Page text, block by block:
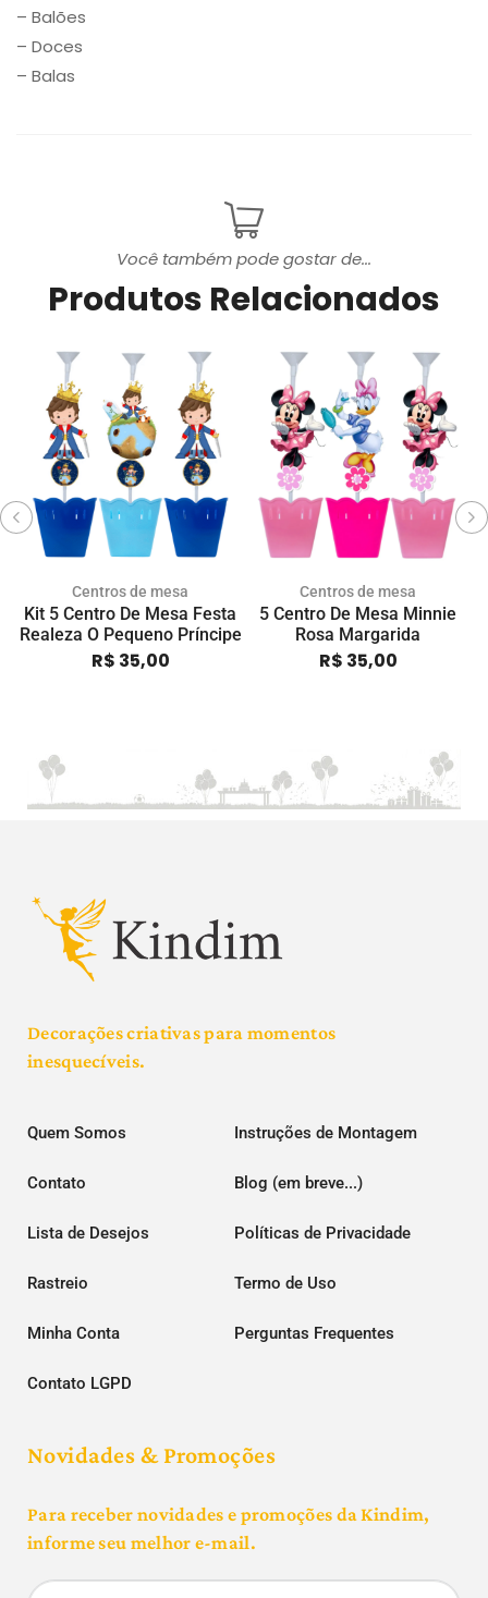
– Balões
– Doces
– Balas
Você também pode gostar de...
Produtos Relacionados
Centros de mesa
Kit 5 Centro De Mesa Festa
Realeza O Pequeno Príncipe
R$ 35,00
Centros de mesa
5 Centro De Mesa Minnie
Rosa Margarida
R$ 35,00
Decorações criativas para momentos
inesquecíveis.
Quem Somos Instruções de Montagem
Contato Blog (em breve...)
Lista de Desejos Políticas de Privacidade
Rastreio Termo de Uso
Minha Conta Perguntas Frequentes
Contato LGPD
Novidades & Promoções
Para receber novidades e promoções da Kindim,
informe seu melhor e-mail.